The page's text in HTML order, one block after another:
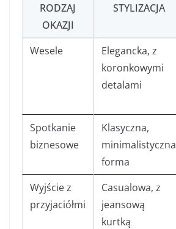
RODZAJ
OKAZJI
STYLIZACJA
Wesele
Elegancka, z
koronkowymi
detalami
Spotkanie
biznesowe
Klasyczna,
minimalistyczna
forma
Wyjście z
przyjaciółmi
Casualowa, z
jeansową
kurtką